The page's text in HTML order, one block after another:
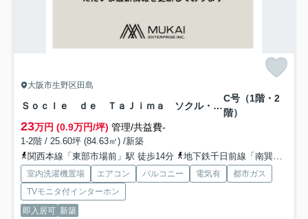
大阪市生野区田島
Ｓｏｃｌｅ ｄｅ ＴａＪｉｍａ ソクル・ド・タジマ
C号（1階・2
階）
23万円 (0.9万円/坪) 管理/共益費-
1-2階 / 25.60坪 (84.63㎡) /新築
関西本線「東部市場前」駅 徒歩14分
地下鉄千日前線「南巽」駅 徒歩17分
室内洗濯機置場 エアコン バルコニー 電気有
都市ガス
TVモニタ付インターホン
即入居可 新築